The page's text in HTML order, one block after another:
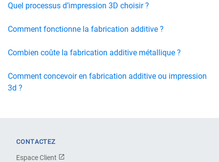
Quel processus d’impression 3D choisir ?
Comment fonctionne la fabrication additive ?
Combien coûte la fabrication additive métallique ?
Comment concevoir en fabrication additive ou impression
3d ?
CONTACTEZ
Espace Client